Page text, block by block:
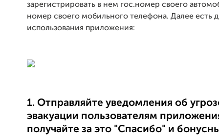
зарегистрировать в нем гос.номер своего
номер своего мобильного телефона. Далее есть
использования приложения:
1. Отправляйте уведомления об
эвакуации пользователям
получайте за это "Спасибо" и